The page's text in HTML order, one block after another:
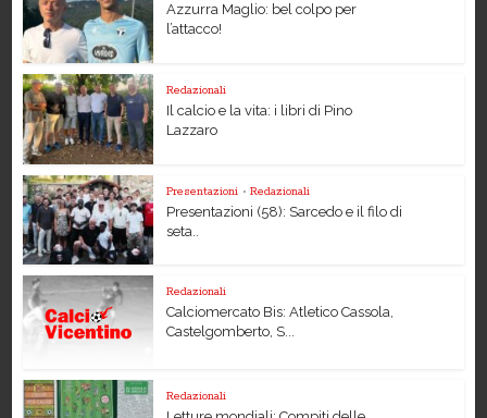
Azzurra Maglio: bel colpo per
l’attacco!
Redazionali
Il calcio e la vita: i libri di Pino
Lazzaro
Presentazioni • Redazionali
Presentazioni (58): Sarcedo e il filo di
seta..
Redazionali
Calciomercato Bis: Atletico Cassola,
Castelgomberto, S...
Redazionali